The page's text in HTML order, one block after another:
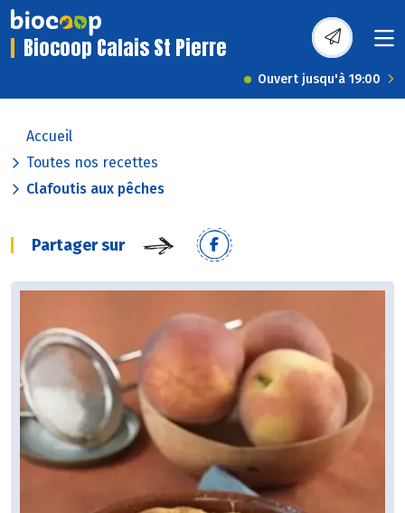
Biocoop Calais St Pierre
Ouvert jusqu'à 19:00
Accueil
Toutes nos recettes
Clafoutis aux pêches
Partager sur